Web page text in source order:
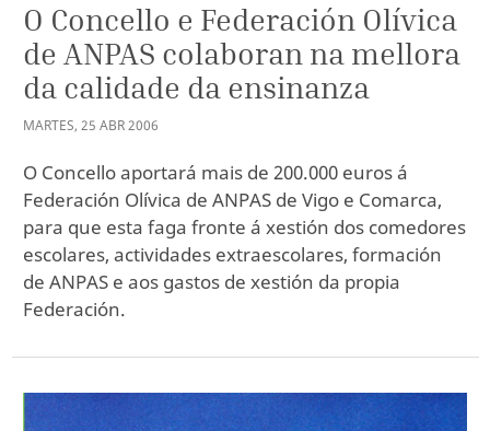
O Concello e Federación Olívica
de ANPAS colaboran na mellora
da calidade da ensinanza
MARTES, 25 ABR2006
O Concello aportará mais de 200.000 euros á
Federación Olívica de ANPAS de Vigo e Comarca,
para que esta faga fronte á xestión dos comedores
escolares, actividades extraescolares, formación
de ANPAS e aos gastos de xestión da propia
Federación.